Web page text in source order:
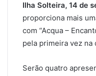
Ilha Solteira, 14 de
proporciona mais
com “Acqua –
pela primeira vez na
Serão quatro